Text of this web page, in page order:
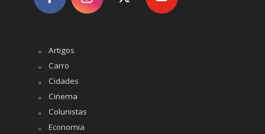
Artigos
Carro
Cidades
Cinema
Colunistas
Economia